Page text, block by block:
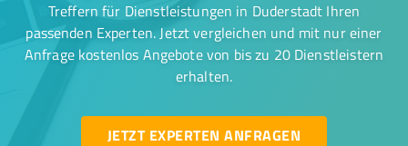
Treffern für Dienstleistungen in Duderstadt Ihren
passenden Experten. Jetzt vergleichen und mit nur einer
Anfrage kostenlos Angebote von bis zu 20 Dienstleistern
erhalten.
JETZT EXPERTEN ANFRAGEN